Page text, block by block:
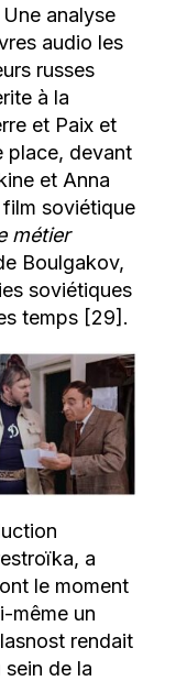
analyse
audio les
russes
à la
et Paix et
place, devant
et Anna
soviétique
métier
Boulgakov,
soviétiques
temps [29].
a
le moment
même un
rendait
de la